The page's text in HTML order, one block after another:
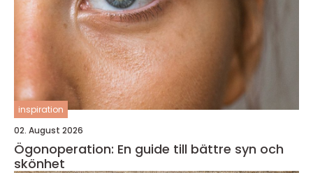
inspiration
02. August 2026
Ögonoperation: En guide till bättre syn och
skönhet